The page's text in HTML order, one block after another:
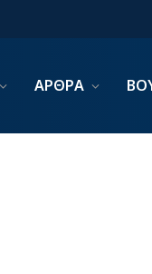
ΑΡΘΡΑ